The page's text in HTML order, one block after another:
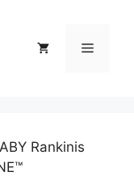
Meniu
Rankinis